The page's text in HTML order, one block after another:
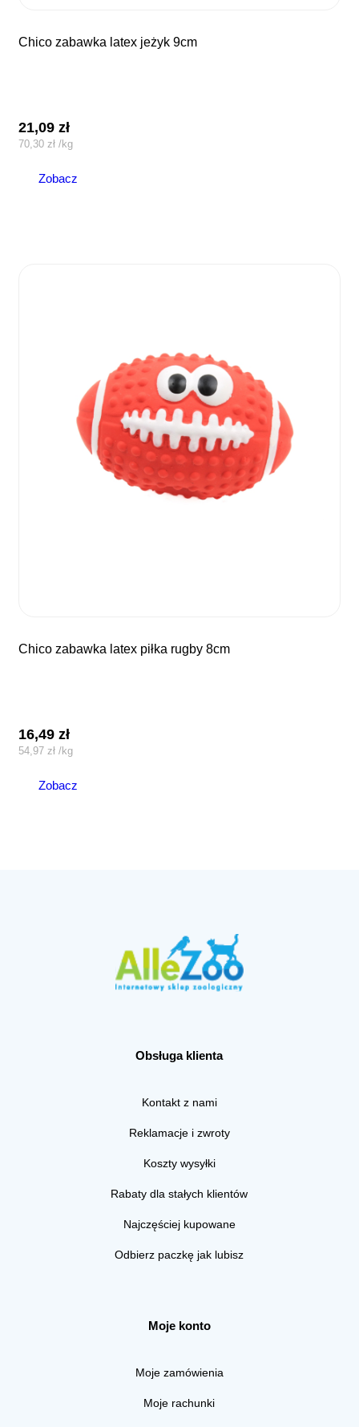
chico zabawka latex jeżyk 9cm
21,09zł
70,30zł /kg
Zobacz
chico zabawka latex piłka rugby 8cm
16,49zł
54,97zł /kg
Zobacz
Obsługa klienta
Kontakt z nami
Reklamacje i zwroty
Koszty wysyłki
Rabaty dla stałych klientów
Najczęściej kupowane
Odbierz paczkę jak lubisz
Moje konto
Moje zamówienia
Moje rachunki